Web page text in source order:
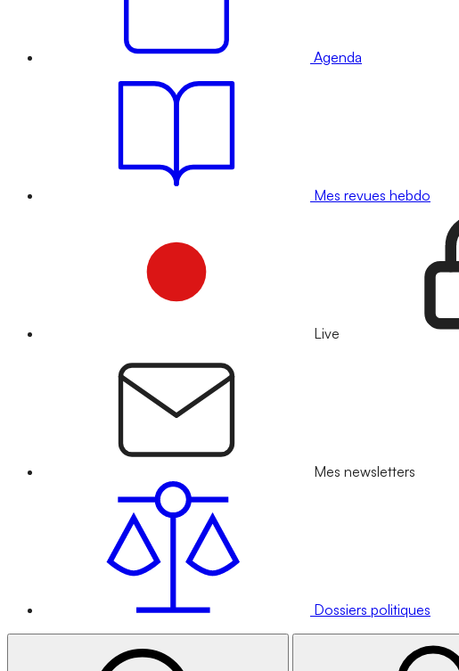
Agenda
Mes revues hebdo
Live
Mes newsletters
Dossiers politiques